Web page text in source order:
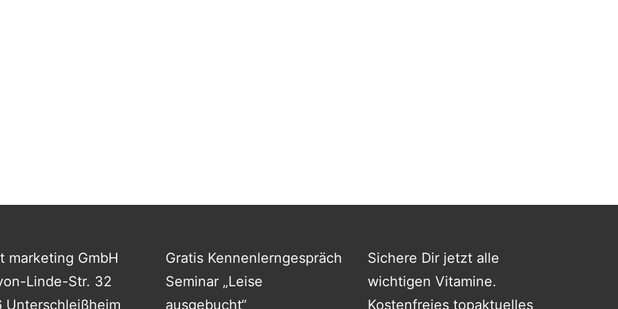
marketing GmbH
Linde-Str. 32
Unterschleißheim
Gratis Kennenlerngespräch
Seminar „Leise
ausgebucht“
Sichere Dir jetzt alle
wichtigen Vitamine.
Kostenfreies topaktuelles